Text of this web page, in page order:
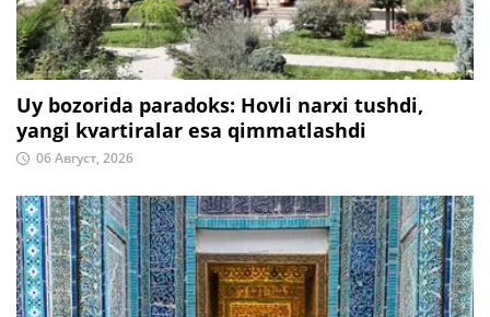
Uy bozorida paradoks: Hovli narxi tushdi,
yangi kvartiralar esa qimmatlashdi
06 Август, 2026